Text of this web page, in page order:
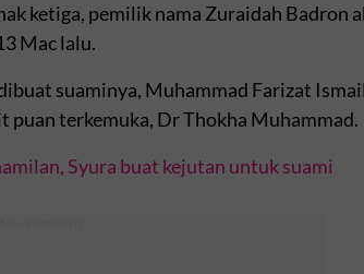
ketiga, pemilik nama Zuraidah Badron
Mac lalu.
suaminya, Muhammad Farizat
puan terkemuka, Dr Thokha Muhammad.
Syura buat kejutan untuk suami